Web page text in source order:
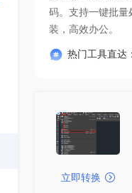
装，高效办公。
热门工具直达：
立即转换